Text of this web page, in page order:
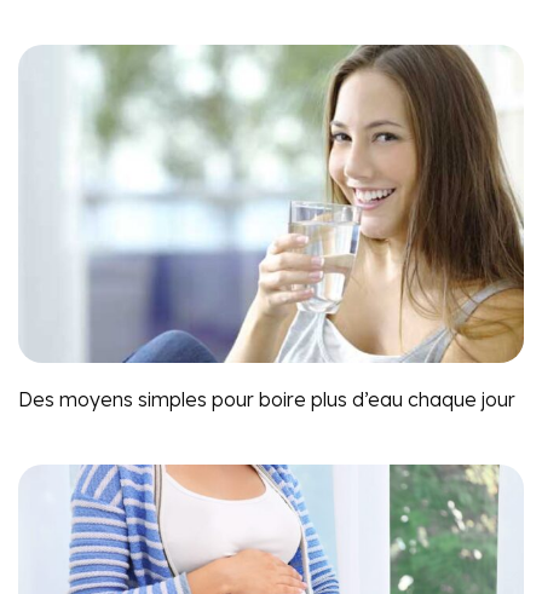
Des moyens simples pour boire plus d’eau chaque jour